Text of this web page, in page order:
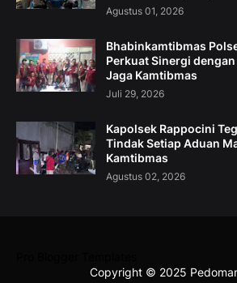
Agustus 01, 2026
Bhabinkamtibmas
Perkuat Sinergi dengan
Jaga Kamtibmas
Juli 29, 2026
Kapolsek Rappocini
Tindak Setiap Aduan
Kamtibmas
Agustus 02, 2026
Copyright © 2025